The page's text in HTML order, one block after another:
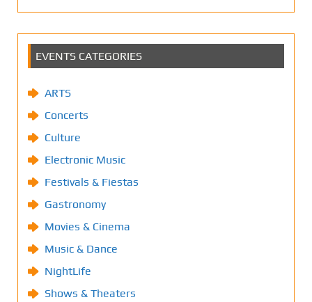
EVENTS CATEGORIES
ARTS
Concerts
Culture
Electronic Music
Festivals & Fiestas
Gastronomy
Movies & Cinema
Music & Dance
NightLife
Shows & Theaters